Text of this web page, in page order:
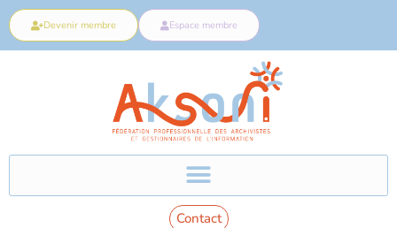
Devenir membre Espace membre
Contact